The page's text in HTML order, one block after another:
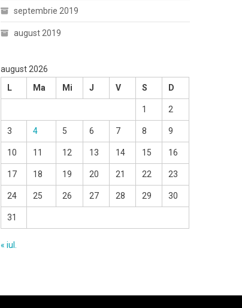
septembrie 2019
august 2019
august 2026
L
Ma Mi J V S D
1 2
3 4 5 6 7 8 9
10 11 12 13 14 15 16
17 18 19 20 21 22 23
24 25 26 27 28 29 30
31
« iul.